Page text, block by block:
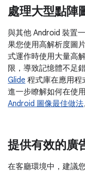
處理大型點陣
與其他 Android 裝置
果您使用高解析度圖
式運作時使用大量高
限，導致記憶體不足
Glide 程式庫在應用程
進一步瞭解如何在使
Android 圖像最佳做法
提供有效的廣
在客廳環境中，建議